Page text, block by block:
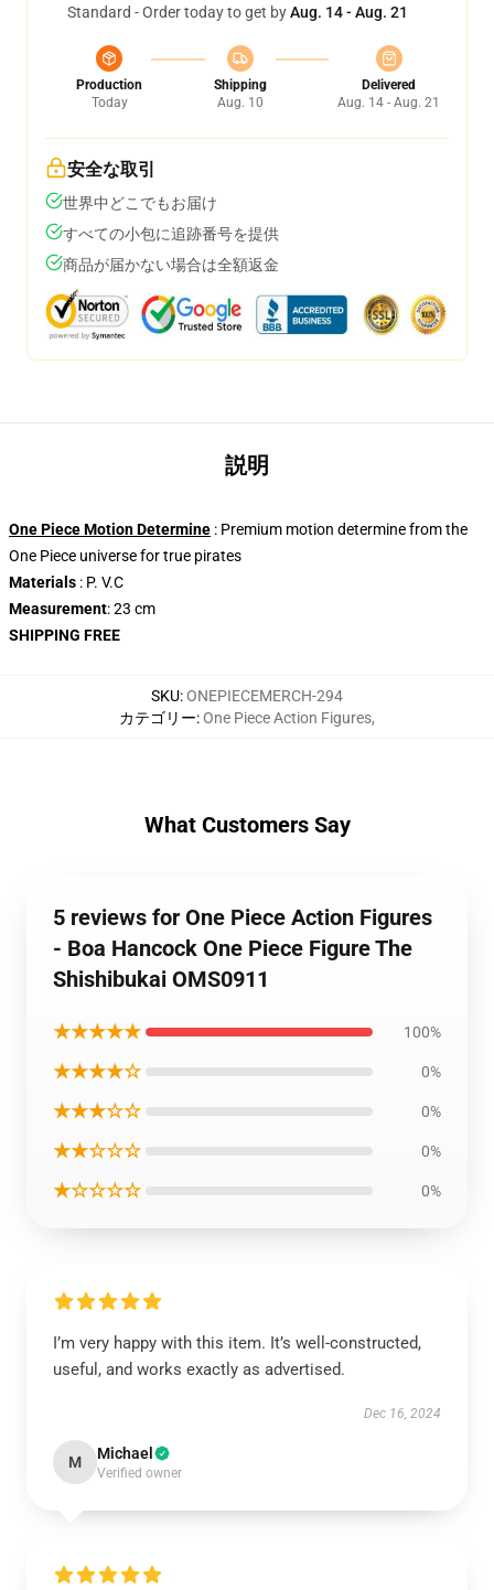
Standard - Order today to get byAug. 14 - Aug. 21
Production
Today
Shipping
Aug. 10
Delivered
Aug. 14 - Aug. 21
安全な取引
世界中どこでもお届け
すべての小包に追跡番号を提供
商品が届かない場合は全額返金
説明
One Piece Motion Determine : Premium motion determine from the
One Piece universe for true pirates
Materials : P. V.C
Measurement: 23 cm
SHIPPING FREE
SKU:ONEPIECEMERCH-294
カテゴリー:One Piece Action Figures,
What Customers Say
5 reviews for One Piece Action Figures
- Boa Hancock One Piece Figure The
Shishibukai OMS0911
★★★★★ 100%
★★★★☆ 0%
★★★☆☆ 0%
★★☆☆☆ 0%
★☆☆☆☆ 0%
I’m very happy with this item. It’s well-constructed,
useful, and works exactly as advertised.
Dec 16, 2024
M Michael
Verified owner